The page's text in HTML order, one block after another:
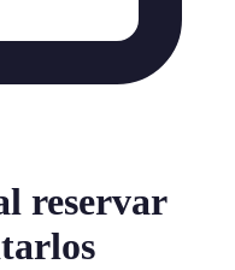
reservar